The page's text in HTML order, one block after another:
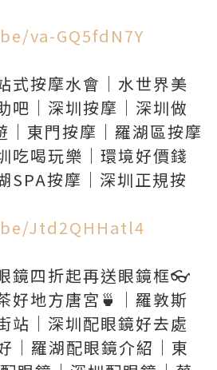
va-GQ5fdN7Y
式按摩水會｜水世界美
吧｜深圳按摩｜深圳做
東門按摩｜羅湖區按摩
吃喝玩樂｜環境好價錢
SPA按摩｜深圳正規按
Jtd2QHHatl4
鏡四折起再送眼鏡框👓
好地方唐宮🍵｜羅敦斯
站｜深圳配眼鏡好去處
｜羅湖配眼鏡介紹｜東